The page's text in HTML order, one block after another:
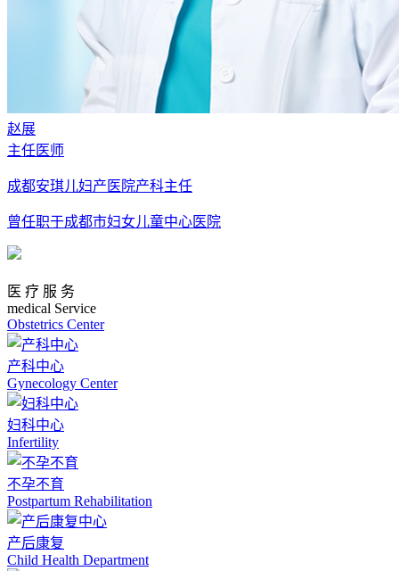
赵展
主任医师
成都安琪儿妇产医院产科主任
曾任职于成都市妇女儿童中心医院
医 疗 服 务
medical Service
Obstetrics Center
产科中心
Gynecology Center
妇科中心
Infertility
不孕不育
Postpartum Rehabilitation
产后康复
Child Health Department